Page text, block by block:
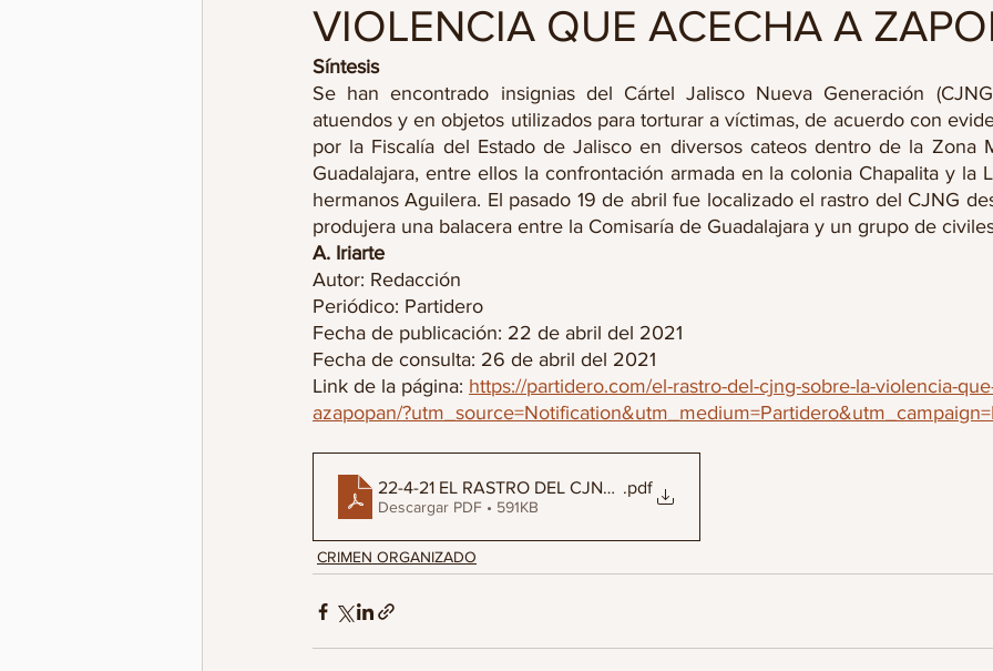
VIOLENCIA QUE ACECHA A
Síntesis
Se han encontrado insignias del Cártel Jalisco Nueva Generación
atuendos y en objetos utilizados para torturar a víctimas, de acuerdo con
por la Fiscalía del Estado de Jalisco en diversos cateos dentro de la Zona
Guadalajara, entre ellos la confrontación armada en la colonia Chapalita y la
hermanos Aguilera. El pasado 19 de abril fue localizado el rastro del CJNG
produjera una balacera entre la Comisaría de Guadalajara y un grupo de
A. Iriarte
Autor: Redacción
Periódico: Partidero
Fecha de publicación: 22 de abril del 2021
Fecha de consulta: 26 de abril del 2021
Link de la página: https://partidero.com/el-rastro-del-cjng-sobre-la-violencia-
azapopan/
22-4-21 EL RASTRO DEL CJNG SOBRE LA VIOLENCIA QUE ACECHA A
.pdf
Descargar PDF • 591KB
CRIMEN ORGANIZADO